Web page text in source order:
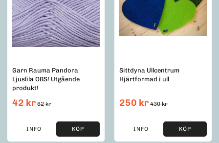
Garn Rauma Pandora
Ljuslila OBS! Utgående
produkt!
42 kr 62 kr
INFO KÖP
Sittdyna Ullcentrum
Hjärtformad i ull
250 kr 430 kr
INFO KÖP